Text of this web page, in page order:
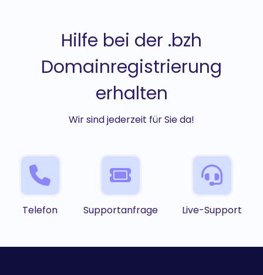
Hilfe bei der .bzh
Domainregistrierung
erhalten
Wir sind jederzeit für Sie da!
Telefon Supportanfrage Live-Support